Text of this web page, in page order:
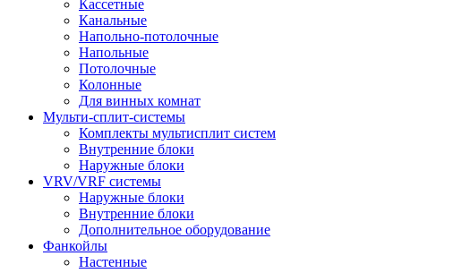
Кассетные
Канальные
Напольно-потолочные
Напольные
Потолочные
Колонные
Для винных комнат
Мульти-сплит-системы
Комплекты мультисплит систем
Внутренние блоки
Наружные блоки
VRV/VRF системы
Наружные блоки
Внутренние блоки
Дополнительное оборудование
Фанкойлы
Настенные